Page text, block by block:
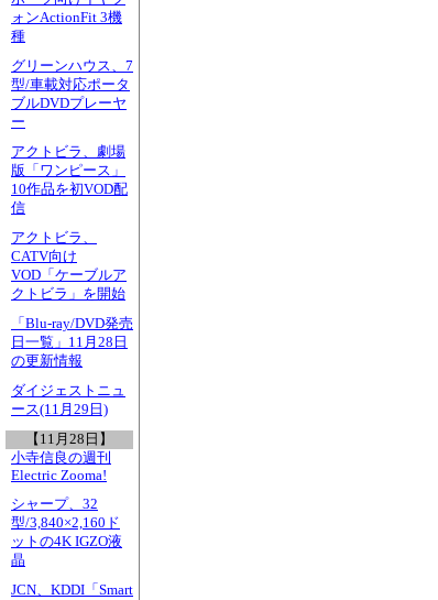
ォンActionFit 3機
種
グリーンハウス、7
型/車載対応ポータ
ブルDVDプレーヤ
ー
アクトビラ、劇場
版「ワンピース」
10作品を初VOD配
信
アクトビラ、
CATV向け
VOD「ケーブルア
クトビラ」を開始
「Blu-ray/DVD発売
日一覧」11月28日
の更新情報
ダイジェストニュ
ース(11月29日)
【11月28日】
小寺信良の週刊
Electric Zooma!
シャープ、32
型/3,840×2,160ド
ットの4K IGZO液
晶
JCN、KDDI「Smart